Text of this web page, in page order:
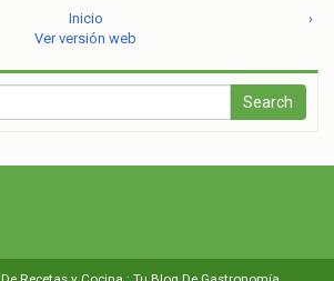
›
Inicio
Ver versión web